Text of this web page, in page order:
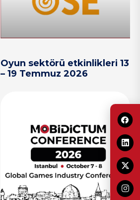
Oyun sektörü etkinlikleri 13
– 19 Temmuz 2026